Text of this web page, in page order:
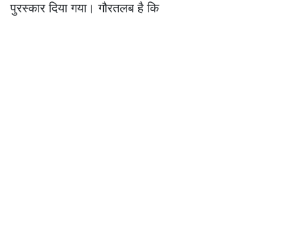
पुरस्कार दिया गया। गौरतलब है कि